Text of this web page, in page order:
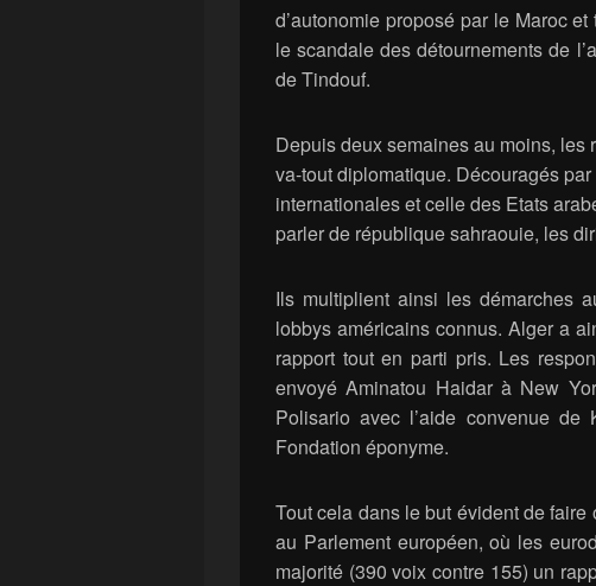
d’autonomie proposé par le Maroc
le scandale des détournements de
de Tindouf.
Depuis deux semaines au moins,
va-tout diplomatique. Découragés
internationales et celle des Etats
parler de république sahraouie, les
Ils multiplient ainsi les démarches
lobbys américains connus. Alger a
rapport tout en parti pris. Les
envoyé Aminatou Haidar à New
Polisario avec l’aide convenue
Fondation éponyme.
Tout cela dans le but évident de
au Parlement européen, où les
majorité (390 voix contre 155) un